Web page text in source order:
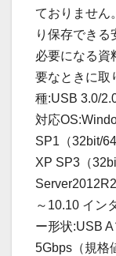
ておりません
り保存できる
必要になる資
要なときに取
種:USB 3.0/
対応
SP1（32bit/
XP SP3（
～10.10 イン
ー形状:USB
5Gbps（規格